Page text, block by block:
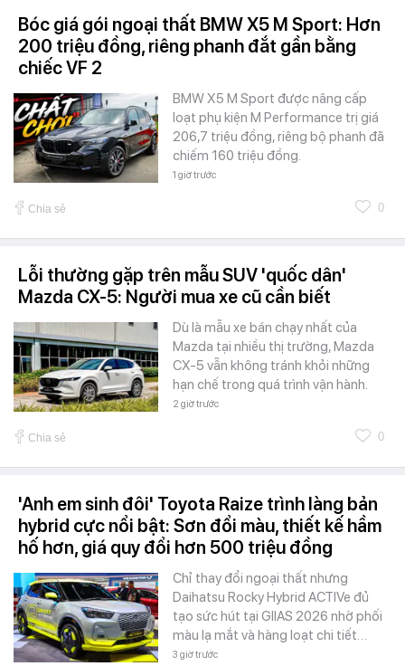
Bóc giá gói ngoại thất BMW X5 M Sport: Hơn
200 triệu đồng, riêng phanh đắt gần bằng
chiếc VF 2
BMW X5 M Sport được nâng cấp
loạt phụ kiện M Performance trị giá
206,7 triệu đồng, riêng bộ phanh đã
chiếm 160 triệu đồng.
1 giờ trước
Chia sẻ 0
Lỗi thường gặp trên mẫu SUV 'quốc dân'
Mazda CX-5: Người mua xe cũ cần biết
Dù là mẫu xe bán chạy nhất của
Mazda tại nhiều thị trường, Mazda
CX-5 vẫn không tránh khỏi những
hạn chế trong quá trình vận hành.
2 giờ trước
Chia sẻ 0
'Anh em sinh đôi' Toyota Raize trình làng bản
hybrid cực nổi bật: Sơn đổi màu, thiết kế hầm
hố hơn, giá quy đổi hơn 500 triệu đồng
Chỉ thay đổi ngoại thất nhưng
Daihatsu Rocky Hybrid ACTIVe đủ
tạo sức hút tại GIIAS 2026 nhờ phối
màu lạ mắt và hàng loạt chi tiết…
3 giờ trước